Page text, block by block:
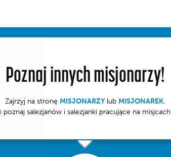
Poznaj innych misjonarzy!
Zajrzyj na stronę MISJONARZY lub MISJONAREK,
i poznaj salezjanów i salezjanki pracujące na misjcach